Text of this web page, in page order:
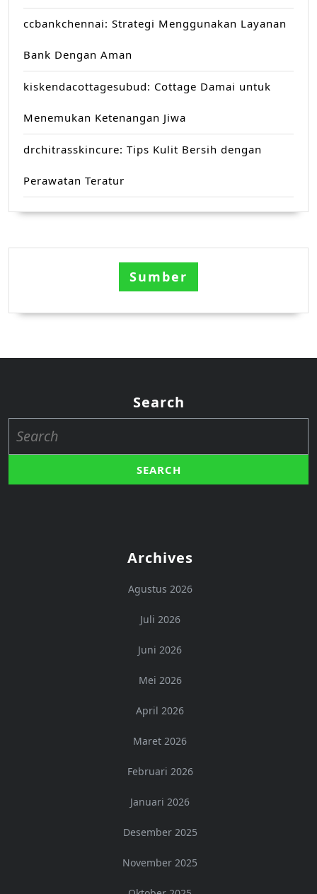
ccbankchennai: Strategi Menggunakan Layanan
Bank Dengan Aman
kiskendacottagesubud: Cottage Damai untuk
Menemukan Ketenangan Jiwa
drchitrasskincure: Tips Kulit Bersih dengan
Perawatan Teratur
Sumber
Search
for:
Archives
Agustus 2026
Juli 2026
Juni 2026
Mei 2026
April 2026
Maret 2026
Februari 2026
Januari 2026
Desember 2025
November 2025